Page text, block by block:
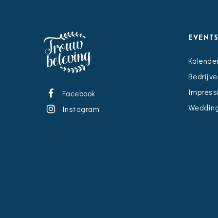
Facebook
Instagram
EVENTS